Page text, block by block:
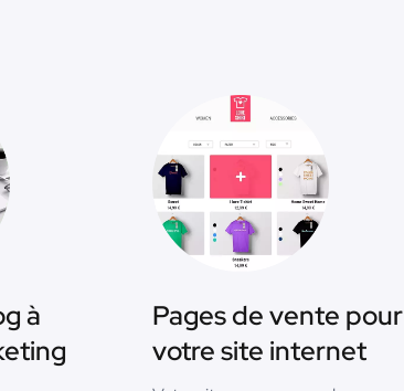
à
Pages de vente pour
votre site internet